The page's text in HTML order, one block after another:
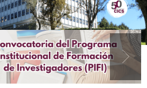
Next